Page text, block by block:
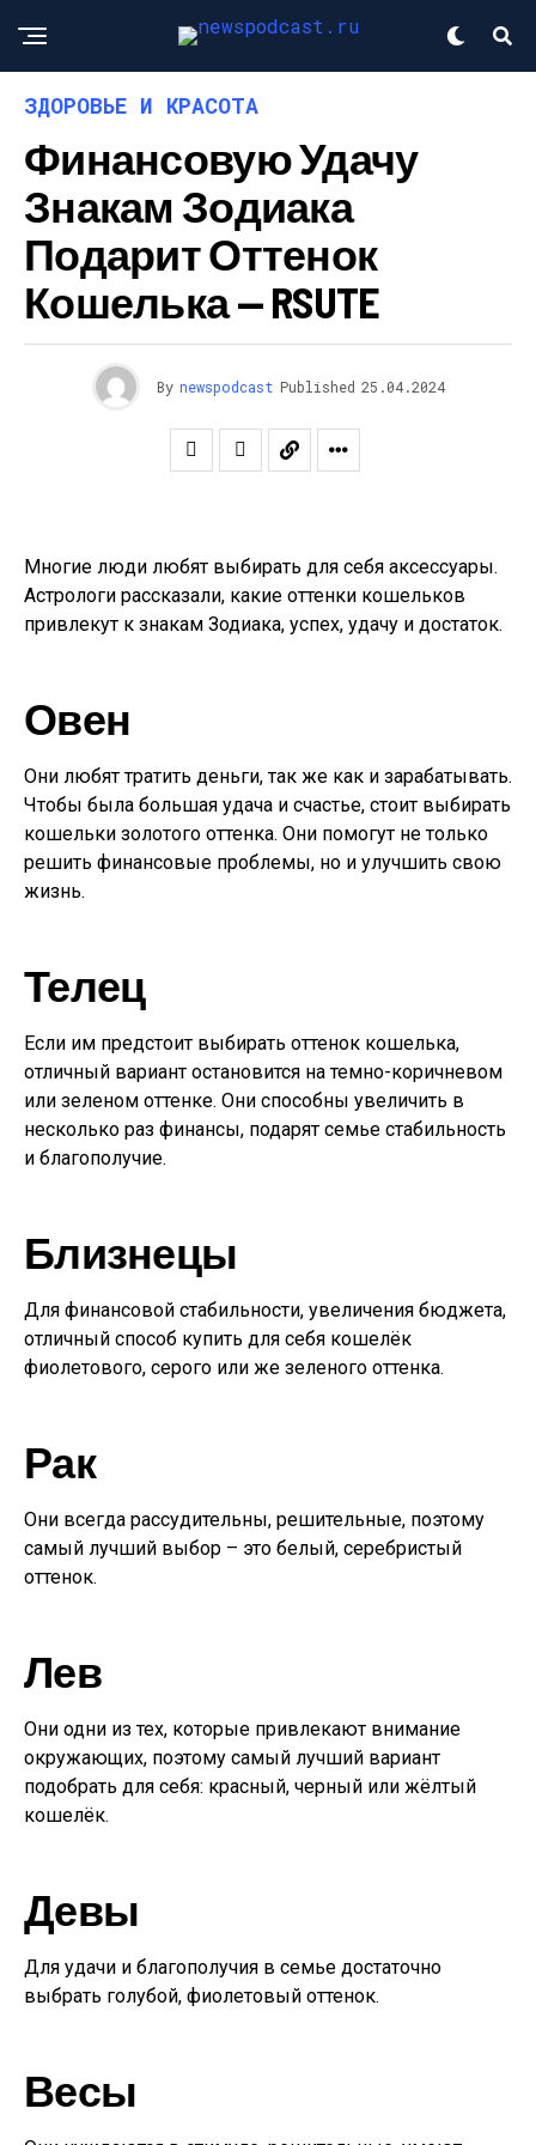
ЗДОРОВЬЕ И КРАСОТА
Финансовую Удачу
Знакам Зодиака
Подарит Оттенок
Кошелька — RSUTE
By newspodcast Published 25.04.2024
Многие люди любят выбирать для себя аксессуары.
Астрологи рассказали, какие оттенки кошельков
привлекут к знакам Зодиака, успех, удачу и достаток.
Овен
Они любят тратить деньги, так же как и зарабатывать.
Чтобы была большая удача и счастье, стоит выбирать
кошельки золотого оттенка. Они помогут не только
решить финансовые проблемы, но и улучшить свою
жизнь.
Телец
Если им предстоит выбирать оттенок кошелька,
отличный вариант остановится на темно-коричневом
или зеленом оттенке. Они способны увеличить в
несколько раз финансы, подарят семье стабильность
и благополучие.
Близнецы
Для финансовой стабильности, увеличения бюджета,
отличный способ купить для себя кошелёк
фиолетового, серого или же зеленого оттенка.
Рак
Они всегда рассудительны, решительные, поэтому
самый лучший выбор – это белый, серебристый
оттенок.
Лев
Они одни из тех, которые привлекают внимание
окружающих, поэтому самый лучший вариант
подобрать для себя: красный, черный или жёлтый
кошелёк.
Девы
Для удачи и благополучия в семье достаточно
выбрать голубой, фиолетовый оттенок.
Весы